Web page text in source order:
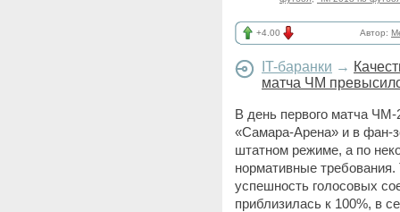
+4.00 Автор:
IT-баранки →
матча ЧМ
В день первого матча
«Самара-Арена» и в фан-
штатном режиме, а по
нормативные
успешность голосовых
приблизилась к 100%, в